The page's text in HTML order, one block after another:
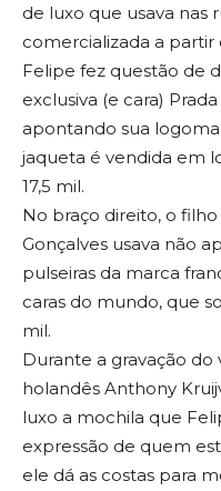
de luxo que usava nas
comercializada a partir
Felipe fez questão de
exclusiva (e cara)
apontando sua
jaqueta é vendida em
17,5 mil.
No braço direito, o
Gonçalves usava não
pulseiras da marca
caras do mundo, que
mil.
Durante a gravação
holandês Anthony
luxo a mochila que
expressão de quem
ele dá as costas para